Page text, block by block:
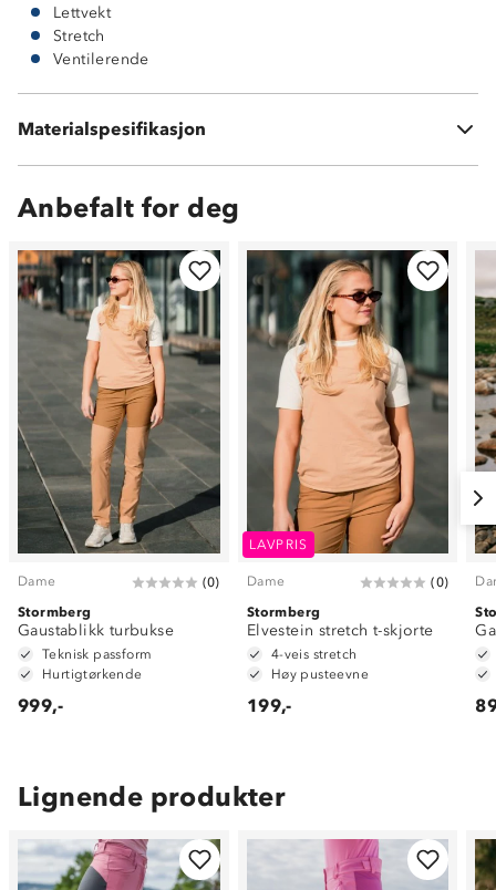
Lettvekt
Stretch
Ventilerende
Materialspesifikasjon
6 % elastan
Anbefalt for deg
Dame (0)
Stormberg
Gaustablikk turbukse
Teknisk passform
Hurtigtørkende
999,-
LAVPRIS
Dame (0)
Stormberg
Elvestein stretch t-skjorte
4-veis stretch
Høy pusteevne
199,-
Lignende produkter